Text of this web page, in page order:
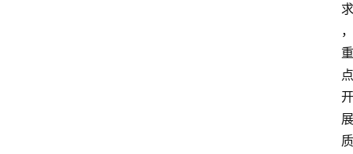
求
，
重
点
开
展
质